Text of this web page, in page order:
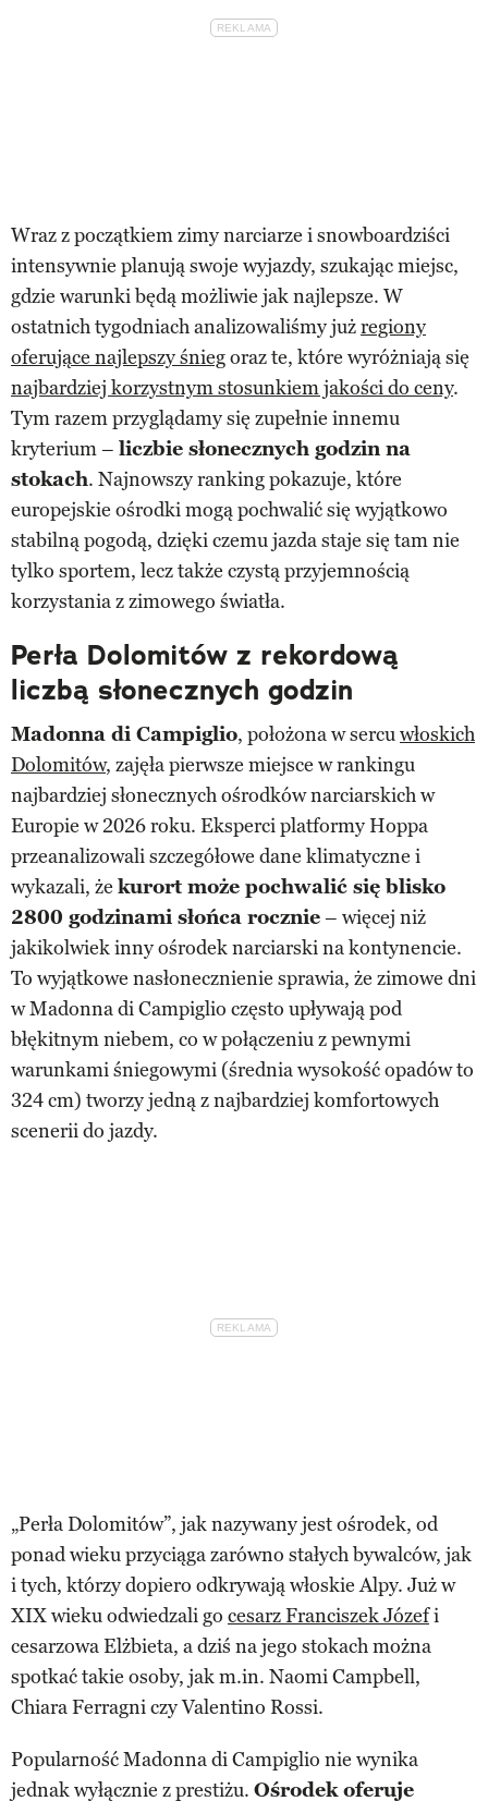
Wraz z początkiem zimy narciarze i snowboardziści
intensywnie planują swoje wyjazdy, szukając miejsc,
gdzie warunki będą możliwie jak najlepsze. W
ostatnich tygodniach analizowaliśmy jużregiony
oferujące najlepszy śniegoraz te, które wyróżniają się
najbardziej korzystnym stosunkiem jakości do ceny.
Tym razem przyglądamy się zupełnie innemu
kryterium – liczbie słonecznych godzin na
stokach. Najnowszy ranking pokazuje, które
europejskie ośrodki mogą pochwalić się wyjątkowo
stabilną pogodą, dzięki czemu jazda staje się tam nie
tylko sportem, lecz także czystą przyjemnością
korzystania z zimowego światła.
Perła Dolomitów z rekordową
liczbą słonecznych godzin
Madonna di Campiglio, położona w sercuwłoskich
Dolomitów, zajęła pierwsze miejsce w rankingu
najbardziej słonecznych ośrodków narciarskich w
Europie w 2026 roku. Eksperci platformy Hoppa
przeanalizowali szczegółowe dane klimatyczne i
wykazali, że kurort może pochwalić się blisko
2800 godzinami słońca rocznie– więcej niż
jakikolwiek inny ośrodek narciarski na kontynencie.
To wyjątkowe nasłonecznienie sprawia, że zimowe dni
w Madonna di Campiglio często upływają pod
błękitnym niebem, co w połączeniu z pewnymi
warunkami śniegowymi (średnia wysokość opadów to
324 cm) tworzy jedną z najbardziej komfortowych
scenerii do jazdy.
„Perła Dolomitów”, jak nazywany jest ośrodek, od
ponad wieku przyciąga zarówno stałych bywalców, jak
i tych, którzy dopiero odkrywają włoskie Alpy. Już w
XIX wieku odwiedzali go cesarz Franciszek Józefi
cesarzowa Elżbieta, a dziś na jego stokach można
spotkać takie osoby, jak m.in. Naomi Campbell,
Chiara Ferragni czy Valentino Rossi.
Popularność Madonna di Campiglio nie wynika
jednak wyłącznie z prestiżu. Ośrodek oferuje